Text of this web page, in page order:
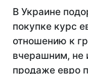
В Украине
покупке курс
отношению к
вчерашним, не
продаже евро